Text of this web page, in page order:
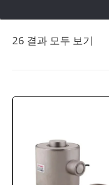
26 결과 모두 보기